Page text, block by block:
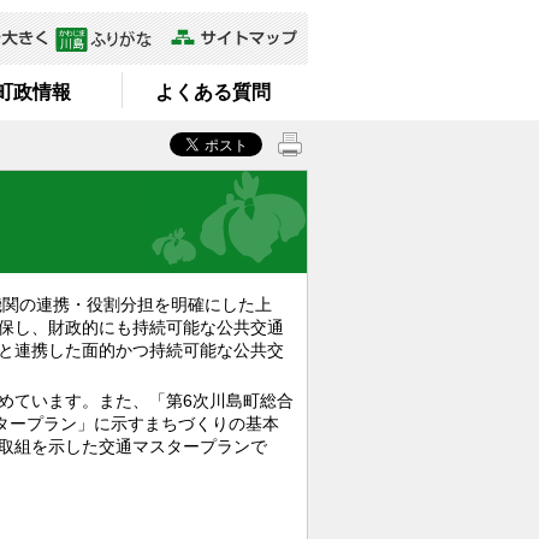
政情報 よくある質問
の連携・役割分担を明確にした上
し、財政的にも持続可能な公共交通
連携した面的かつ持続可能な公共交
ています。また、「第6次川島町総合
プラン」に示すまちづくりの基本
組を示した交通マスタープランで